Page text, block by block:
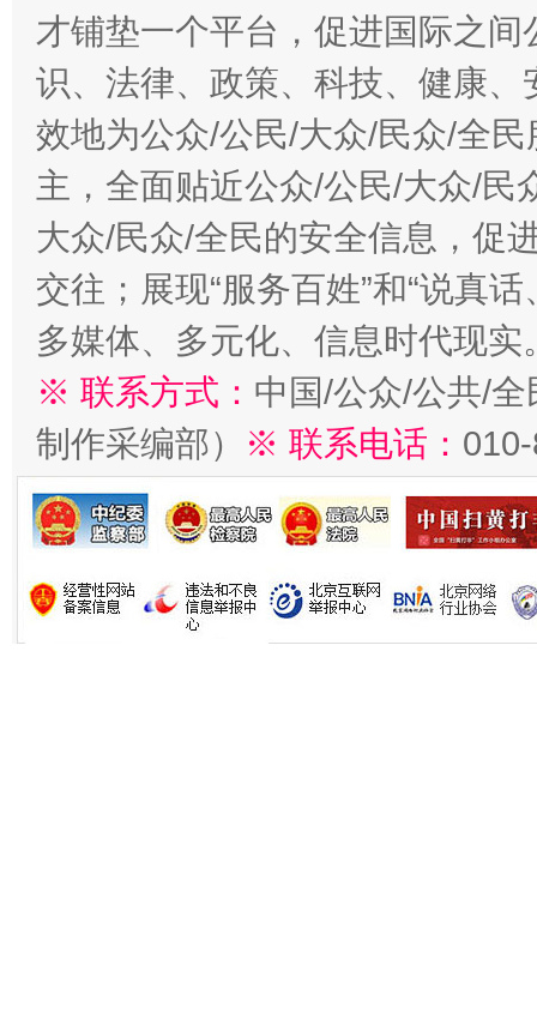
才铺垫一个平台，促进国际之
识、法律、政策、科技、健康
效地为公众/公民/大众/民众/全
主，全面贴近公众/公民/大众/民
大众/民众/全民的安全信息，促
交往；展现“服务百姓”和“说真
多媒体、多元化、信息时代现实
※ 联系方式： 中国/公众/公共/
制作采编部）
※ 联系电话：